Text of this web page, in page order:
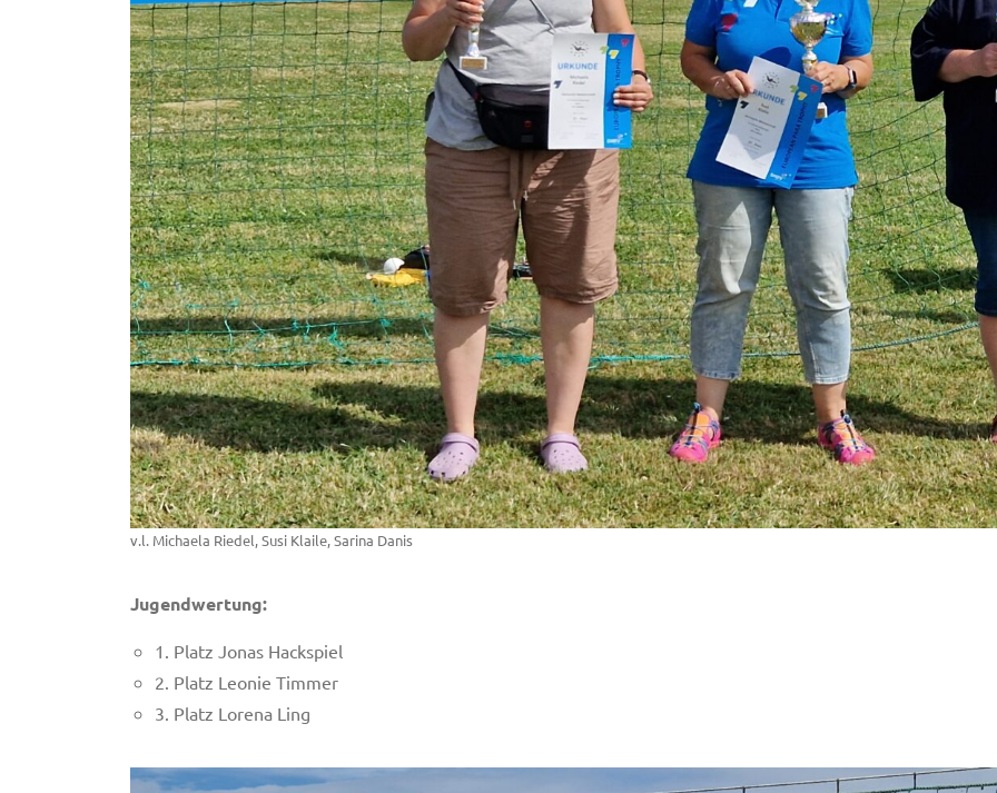
v.l. Michaela Riedel, Susi Klaile, Sarina Danis
Jugendwertung:
1. Platz Jonas Hackspiel
2. Platz Leonie Timmer
3. Platz Lorena Ling